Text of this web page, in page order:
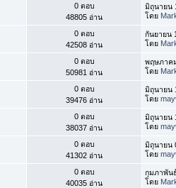
0 ตอบ
48805 อ่าน
มิถุนายน
โดย
0 ตอบ
42508 อ่าน
กันยายน
โดย
0 ตอบ
50981 อ่าน
พฤษภาค
โดย
0 ตอบ
39476 อ่าน
มิถุนายน
โดย
0 ตอบ
38037 อ่าน
มิถุนายน
โดย
0 ตอบ
41302 อ่าน
มิถุนายน
โดย
0 ตอบ
40035 อ่าน
กุมภาพัน
โดย